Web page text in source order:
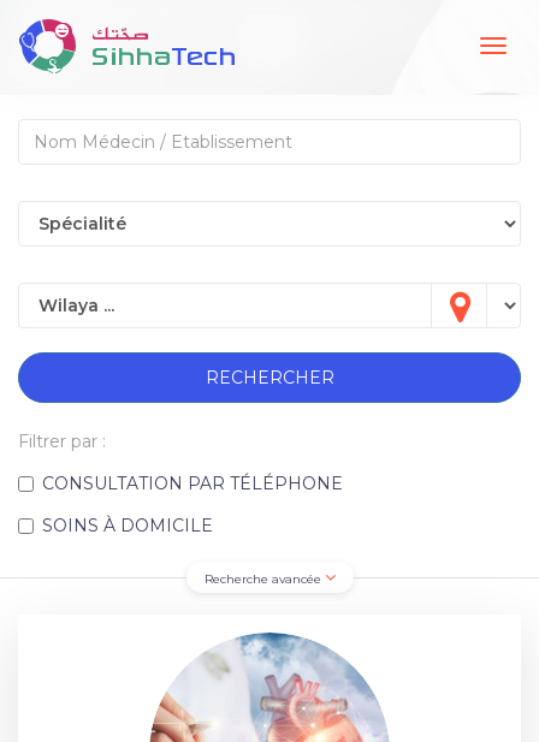
RECHERCHER
Filtrer par :
CONSULTATION PAR TÉLÉPHONE
SOINS À DOMICILE
Recherche avancée